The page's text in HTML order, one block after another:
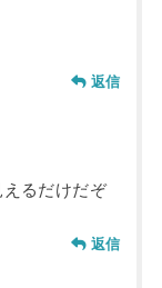
返信
るだけだぞ
返信